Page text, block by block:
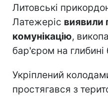
Литовські
Латежеріс виявили
комунікацію,
бар'єром на
Укріплений
простягався з